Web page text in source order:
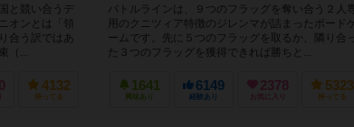
と競い合うデ
オンとは「領
合う訳ではあ
（...
4132
持ってる
バトルラインは、９つのフラッグを奪い合う２人
用のクニツィア特徴のジレンマが詰まったボード
ームです。先に５つのフラッグを取るか、隣り合
た３つのフラッグを獲得できれば勝ちと...
1641
興味あり
6149
経験あり
2378
お気に入り
5323
持ってる